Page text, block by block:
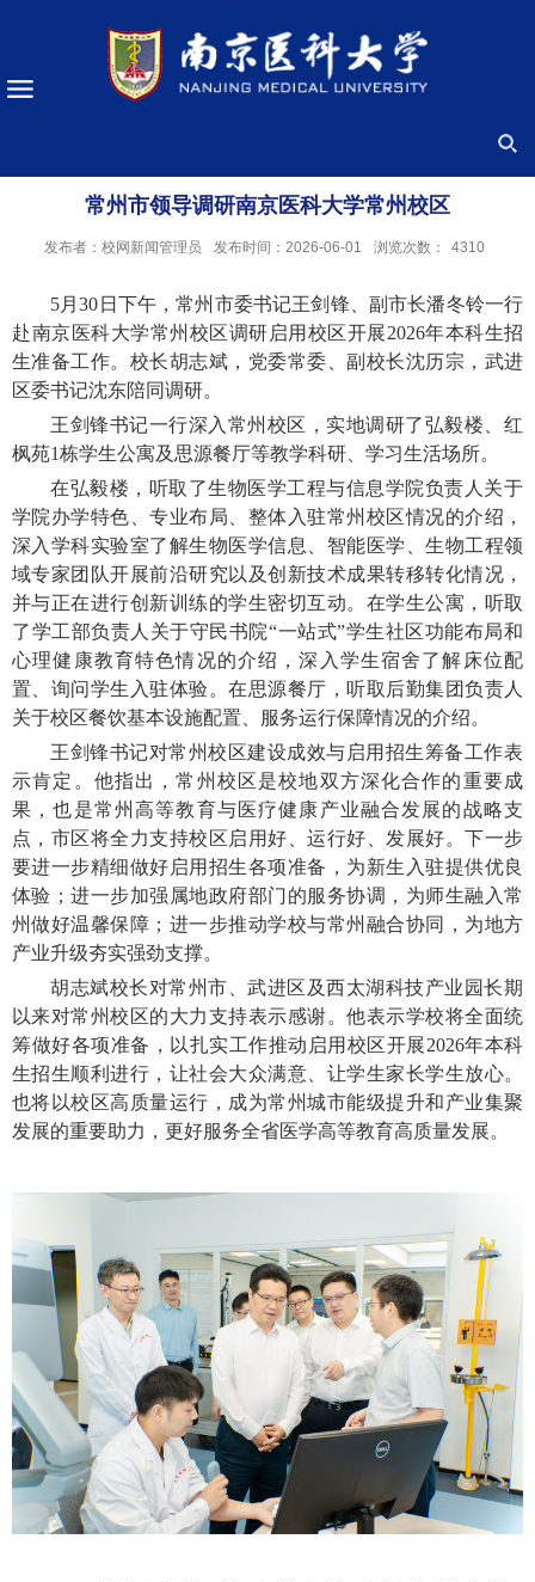
常州市领导调研南京医科大学常州校区
发布者：校网新闻管理员 发布时间：2026-06-01 浏览次数： 4310
5月30日下午，常州市委书记王剑锋、副市长潘冬铃一行
赴南京医科大学常州校区调研启用校区开展2026年本科生招
生准备工作。校长胡志斌，党委常委、副校长沈历宗，武进
区委书记沈东陪同调研。
王剑锋书记一行深入常州校区，实地调研了弘毅楼、红
枫苑1栋学生公寓及思源餐厅等教学科研、学习生活场所。
在弘毅楼，听取了生物医学工程与信息学院负责人关于
学院办学特色、专业布局、整体入驻常州校区情况的介绍，
深入学科实验室了解生物医学信息、智能医学、生物工程领
域专家团队开展前沿研究以及创新技术成果转移转化情况，
并与正在进行创新训练的学生密切互动。在学生公寓，听取
了学工部负责人关于守民书院“一站式”学生社区功能布局和
心理健康教育特色情况的介绍，深入学生宿舍了解床位配
置、询问学生入驻体验。在思源餐厅，听取后勤集团负责人
关于校区餐饮基本设施配置、服务运行保障情况的介绍。
王剑锋书记对常州校区建设成效与启用招生筹备工作表
示肯定。他指出，常州校区是校地双方深化合作的重要成
果，也是常州高等教育与医疗健康产业融合发展的战略支
点，市区将全力支持校区启用好、运行好、发展好。下一步
要进一步精细做好启用招生各项准备，为新生入驻提供优良
体验；进一步加强属地政府部门的服务协调，为师生融入常
州做好温馨保障；进一步推动学校与常州融合协同，为地方
产业升级夯实强劲支撑。
胡志斌校长对常州市、武进区及西太湖科技产业园长期
以来对常州校区的大力支持表示感谢。他表示学校将全面统
筹做好各项准备，以扎实工作推动启用校区开展2026年本科
生招生顺利进行，让社会大众满意、让学生家长学生放心。
也将以校区高质量运行，成为常州城市能级提升和产业集聚
发展的重要助力，更好服务全省医学高等教育高质量发展。